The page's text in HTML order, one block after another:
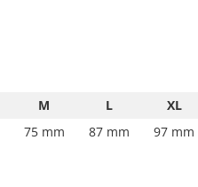
M L
XL
75 mm 87 mm 97 mm